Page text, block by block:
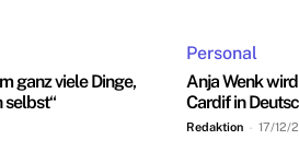
ganz viele Dinge,
selbst“
Personal
Anja Wenk
Cardif in
Redaktion - 17/12/